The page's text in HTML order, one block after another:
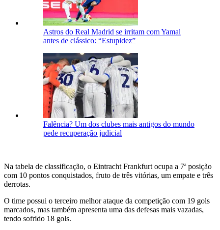
Astros do Real Madrid se irritam com Yamal
antes de clássico: “Estupidez”
Falência? Um dos clubes mais antigos do mundo
pede recuperação judicial
Na tabela de classificação, o Eintracht Frankfurt ocupa a 7ª posição
com 10 pontos conquistados, fruto de três vitórias, um empate e três
derrotas.
O time possui o terceiro melhor ataque da competição com 19 gols
marcados, mas também apresenta uma das defesas mais vazadas,
tendo sofrido 18 gols.